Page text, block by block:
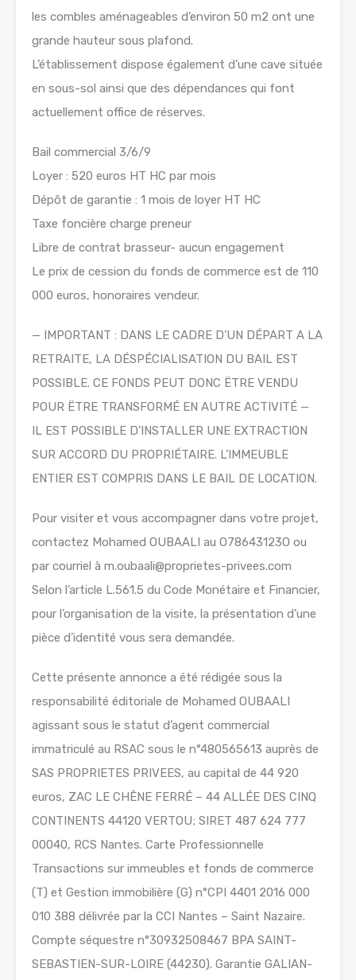
les combles aménageables d’environ 50 m2 ont une
grande hauteur sous plafond.
L’établissement dispose également d’une cave située
en sous-sol ainsi que des dépendances qui font
actuellement office de réserves.
Bail commercial 3/6/9
Loyer : 520 euros HT HC par mois
Dépôt de garantie : 1 mois de loyer HT HC
Taxe foncière charge preneur
Libre de contrat brasseur- aucun engagement
Le prix de cession du fonds de commerce est de 110
000 euros, honoraires vendeur.
— IMPORTANT : DANS LE CADRE D’UN DÉPART A LA
RETRAITE, LA DÉSPÉCIALISATION DU BAIL EST
POSSIBLE. CE FONDS PEUT DONC ËTRE VENDU
POUR ËTRE TRANSFORMÉ EN AUTRE ACTIVITÉ —
IL EST POSSIBLE D’INSTALLER UNE EXTRACTION
SUR ACCORD DU PROPRIÉTAIRE. L’IMMEUBLE
ENTIER EST COMPRIS DANS LE BAIL DE LOCATION.
Pour visiter et vous accompagner dans votre projet,
contactez Mohamed OUBAALI au O78643123O ou
par courriel à m.oubaali@proprietes-privees.com
Selon l’article L.561.5 du Code Monétaire et Financier,
pour l’organisation de la visite, la présentation d’une
pièce d’identité vous sera demandée.
Cette présente annonce a été rédigée sous la
responsabilité éditoriale de Mohamed OUBAALI
agissant sous le statut d’agent commercial
immatriculé au RSAC sous le n°480565613 auprès de
SAS PROPRIETES PRIVEES, au capital de 44 920
euros, ZAC LE CHÊNE FERRÉ – 44 ALLÉE DES CINQ
CONTINENTS 44120 VERTOU; SIRET 487 624 777
00040, RCS Nantes. Carte Professionnelle
Transactions sur immeubles et fonds de commerce
(T) et Gestion immobilière (G) n°CPI 4401 2016 000
010 388 délivrée par la CCI Nantes – Saint Nazaire.
Compte séquestre n°30932508467 BPA SAINT-
SEBASTIEN-SUR-LOIRE (44230). Garantie GALIAN-